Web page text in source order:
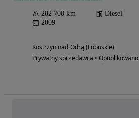
282 700 km Diesel
2009
Kostrzyn nad Odrą (Lubuskie)
Prywatny sprzedawca • Opublikowano